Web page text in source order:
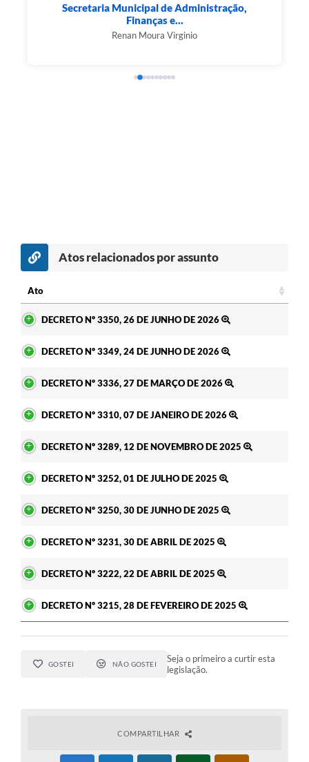
Secretaria Municipal de Cultura e Eventos
Ronaldo César Celeguini
Atos relacionados por assunto
Ato
DECRETO Nº 3350, 26 DE JUNHO DE 2026
DECRETO Nº 3349, 24 DE JUNHO DE 2026
DECRETO Nº 3336, 27 DE MARÇO DE 2026
DECRETO Nº 3310, 07 DE JANEIRO DE 2026
DECRETO Nº 3289, 12 DE NOVEMBRO DE 2025
DECRETO Nº 3252, 01 DE JULHO DE 2025
DECRETO Nº 3250, 30 DE JUNHO DE 2025
DECRETO Nº 3231, 30 DE ABRIL DE 2025
DECRETO Nº 3222, 22 DE ABRIL DE 2025
DECRETO Nº 3215, 28 DE FEVEREIRO DE 2025
GOSTEI NÃO GOSTEI
Seja o primeiro a curtir esta
legislação.
COMPARTILHAR